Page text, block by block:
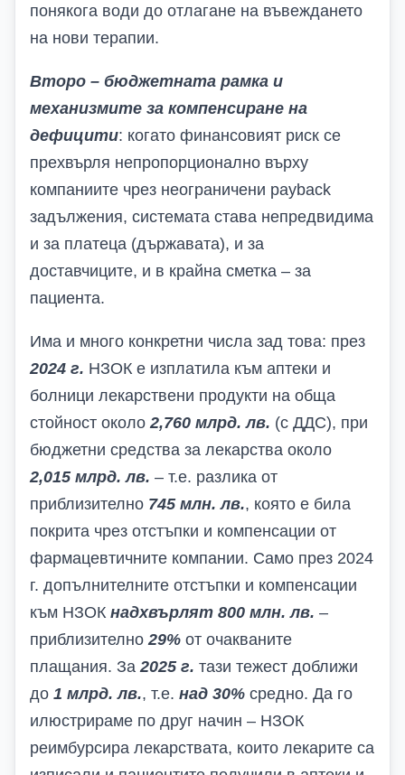
понякога води до отлагане на въвеждането
на нови терапии.
Второ – бюджетната рамка и
механизмите за компенсиране на
дефицити: когато финансовият риск се
прехвърля непропорционално върху
компаниите чрез неограничени payback
задължения, системата става непредвидима
и за платеца (държавата), и за
доставчиците, и в крайна сметка – за
пациента.
Има и много конкретни числа зад това: през
2024 г. НЗОК е изплатила към аптеки и
болници лекарствени продукти на обща
стойност около 2,760 млрд. лв. (с ДДС), при
бюджетни средства за лекарства около
2,015 млрд. лв. – т.е. разлика от
приблизително 745 млн. лв., която е била
покрита чрез отстъпки и компенсации от
фармацевтичните компании. Само през 2024
г. допълнителните отстъпки и компенсации
към НЗОК надхвърлят 800 млн. лв. –
приблизително 29% от очакваните
плащания. За 2025 г. тази тежест доближи
до 1 млрд. лв., т.е. над 30% средно. Да го
илюстрираме по друг начин – НЗОК
реимбурсира лекарствата, които лекарите са